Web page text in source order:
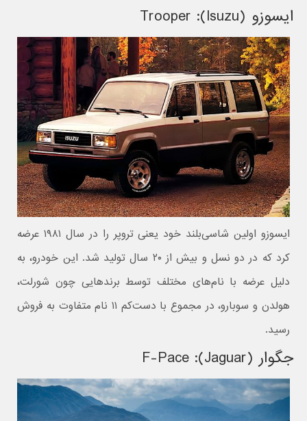
ایسوزو (Isuzu): Trooper
ایسوزو اولین شاسی‌بلند خود یعنی تروپر را در سال ۱۹۸۱ عرضه
کرد که در دو نسل و بیش از ۲۰ سال تولید شد. این خودرو، به
دلیل عرضه با نام‌های مختلف توسط برندهایی چون شورلت،
هولدن و سوبارو، در مجموع با دست‌کم ۱۱ نام متفاوت به فروش
رسید.
جگوار (Jaguar): F-Pace